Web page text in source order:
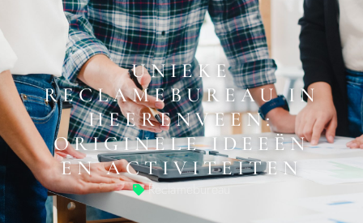
UNIEKE
RECLAMEBUREAU IN
HEERENVEEN:
ORIGINELE IDEEËN
EN ACTIVITEITEN
Reclamebureau